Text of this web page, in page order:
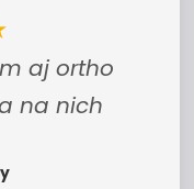
aj ortho
na nich